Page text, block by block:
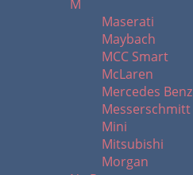
M
Maserati
Maybach
MCC Smart
McLaren
Mercedes Benz
Messerschmitt
Mini
Mitsubishi
Morgan